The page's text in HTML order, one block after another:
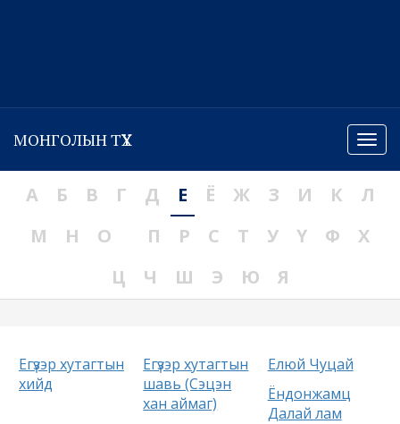
Menu
МОНГОЛЫН ТҮҮХ
А Б В Г Д Е Ё Ж З И К
Л
М
Н О П Р С Т У Ү Ф
Х
Ц
Ч Ш Э Ю Я
Егүзэр хутагтын
хийд
Егүзэр хутагтын
шавь (Сэцэн
хан аймаг)
Елюй Чуцай
Ёндонжамц
Далай лам